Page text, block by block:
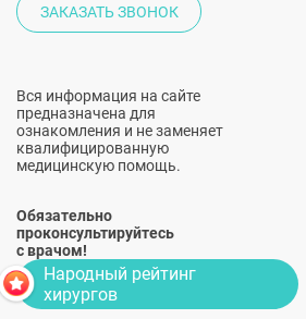
ЗАКАЗАТЬ ЗВОНОК
Вся информация на сайте
предназначена для
ознакомления и не заменяет
квалифицированную
медицинскую помощь.
Обязательно
проконсультируйтесь
с врачом!
Народный рейтинг
хирургов